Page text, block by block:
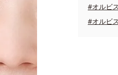
#オルビ
#オルビ